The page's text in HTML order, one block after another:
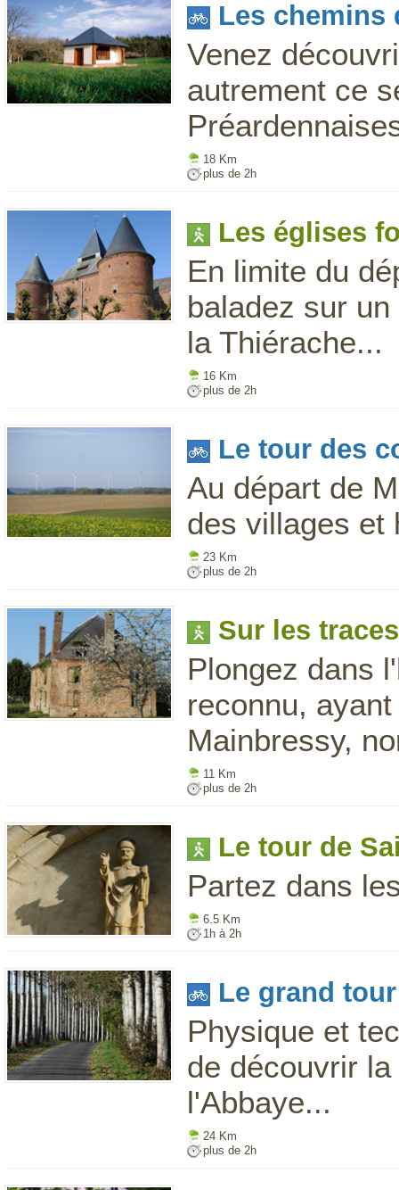
Les chemins
Venez
autrement ce
18 Km
plus de 2h
Les églises
En limite du
baladez sur
la Thiérache...
16 Km
plus de 2h
Le tour des
Au départ de
des villages et
23 Km
plus de 2h
Sur les
Plongez dans
reconnu,
Mainbressy,
11 Km
plus de 2h
Le tour de
Partez dans
6.5 Km
1h à 2h
Le grand
Physique et
de découvrir
l'Abbaye...
24 Km
plus de 2h